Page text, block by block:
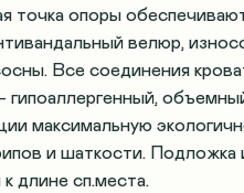
точка опоры
велюр,
Все соединения
гипоаллергенный,
максимальную
и шаткости.
длине сп.места.